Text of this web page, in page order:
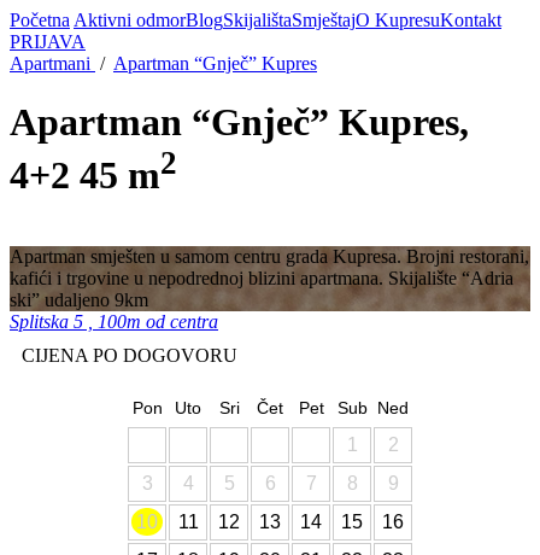
Početna Aktivni odmorBlogSkijalištaSmještajO KupresuKontakt
PRIJAVA
Apartmani / Apartman “Gnječ” Kupres
Apartman “Gnječ” Kupres,
4+2 45 m2
Apartman smješten u samom centru grada Kupresa. Brojni restorani,
kafići i trgovine u nepodrednoj blizini apartmana. Skijalište “Adria
ski” udaljeno 9km
Splitska 5 , 100m od centra
CIJENA PO DOGOVORU